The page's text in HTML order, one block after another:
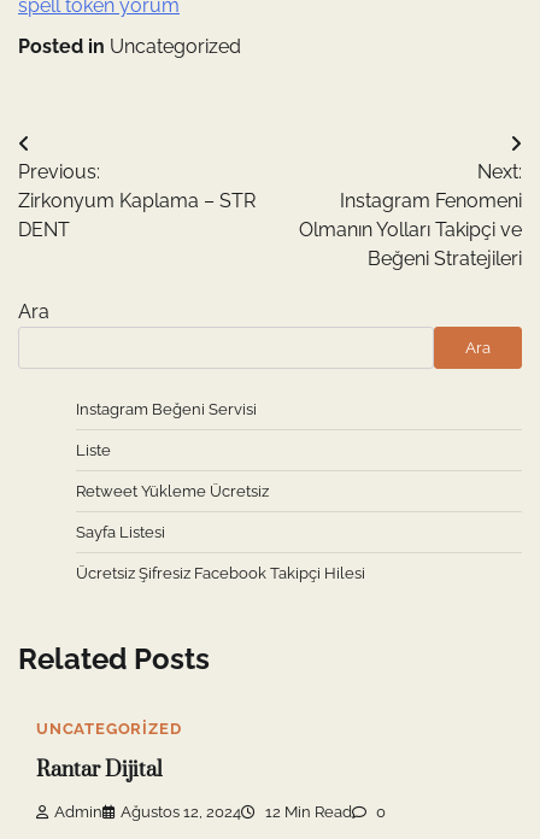
spell token yorum
Posted in Uncategorized
Yazı
gezinmesi
Previous:
Zirkonyum Kaplama – STR
DENT
Next:
Instagram Fenomeni
Olmanın Yolları Takipçi ve
Beğeni Stratejileri
Ara
Ara
Instagram Beğeni Servisi
Liste
Retweet Yükleme Ücretsiz
Sayfa Listesi
Ücretsiz Şifresiz Facebook Takipçi Hilesi
Related Posts
UNCATEGORIZED
Rantar Dijital
Admin Ağustos 12, 2024 12 Min Read 0